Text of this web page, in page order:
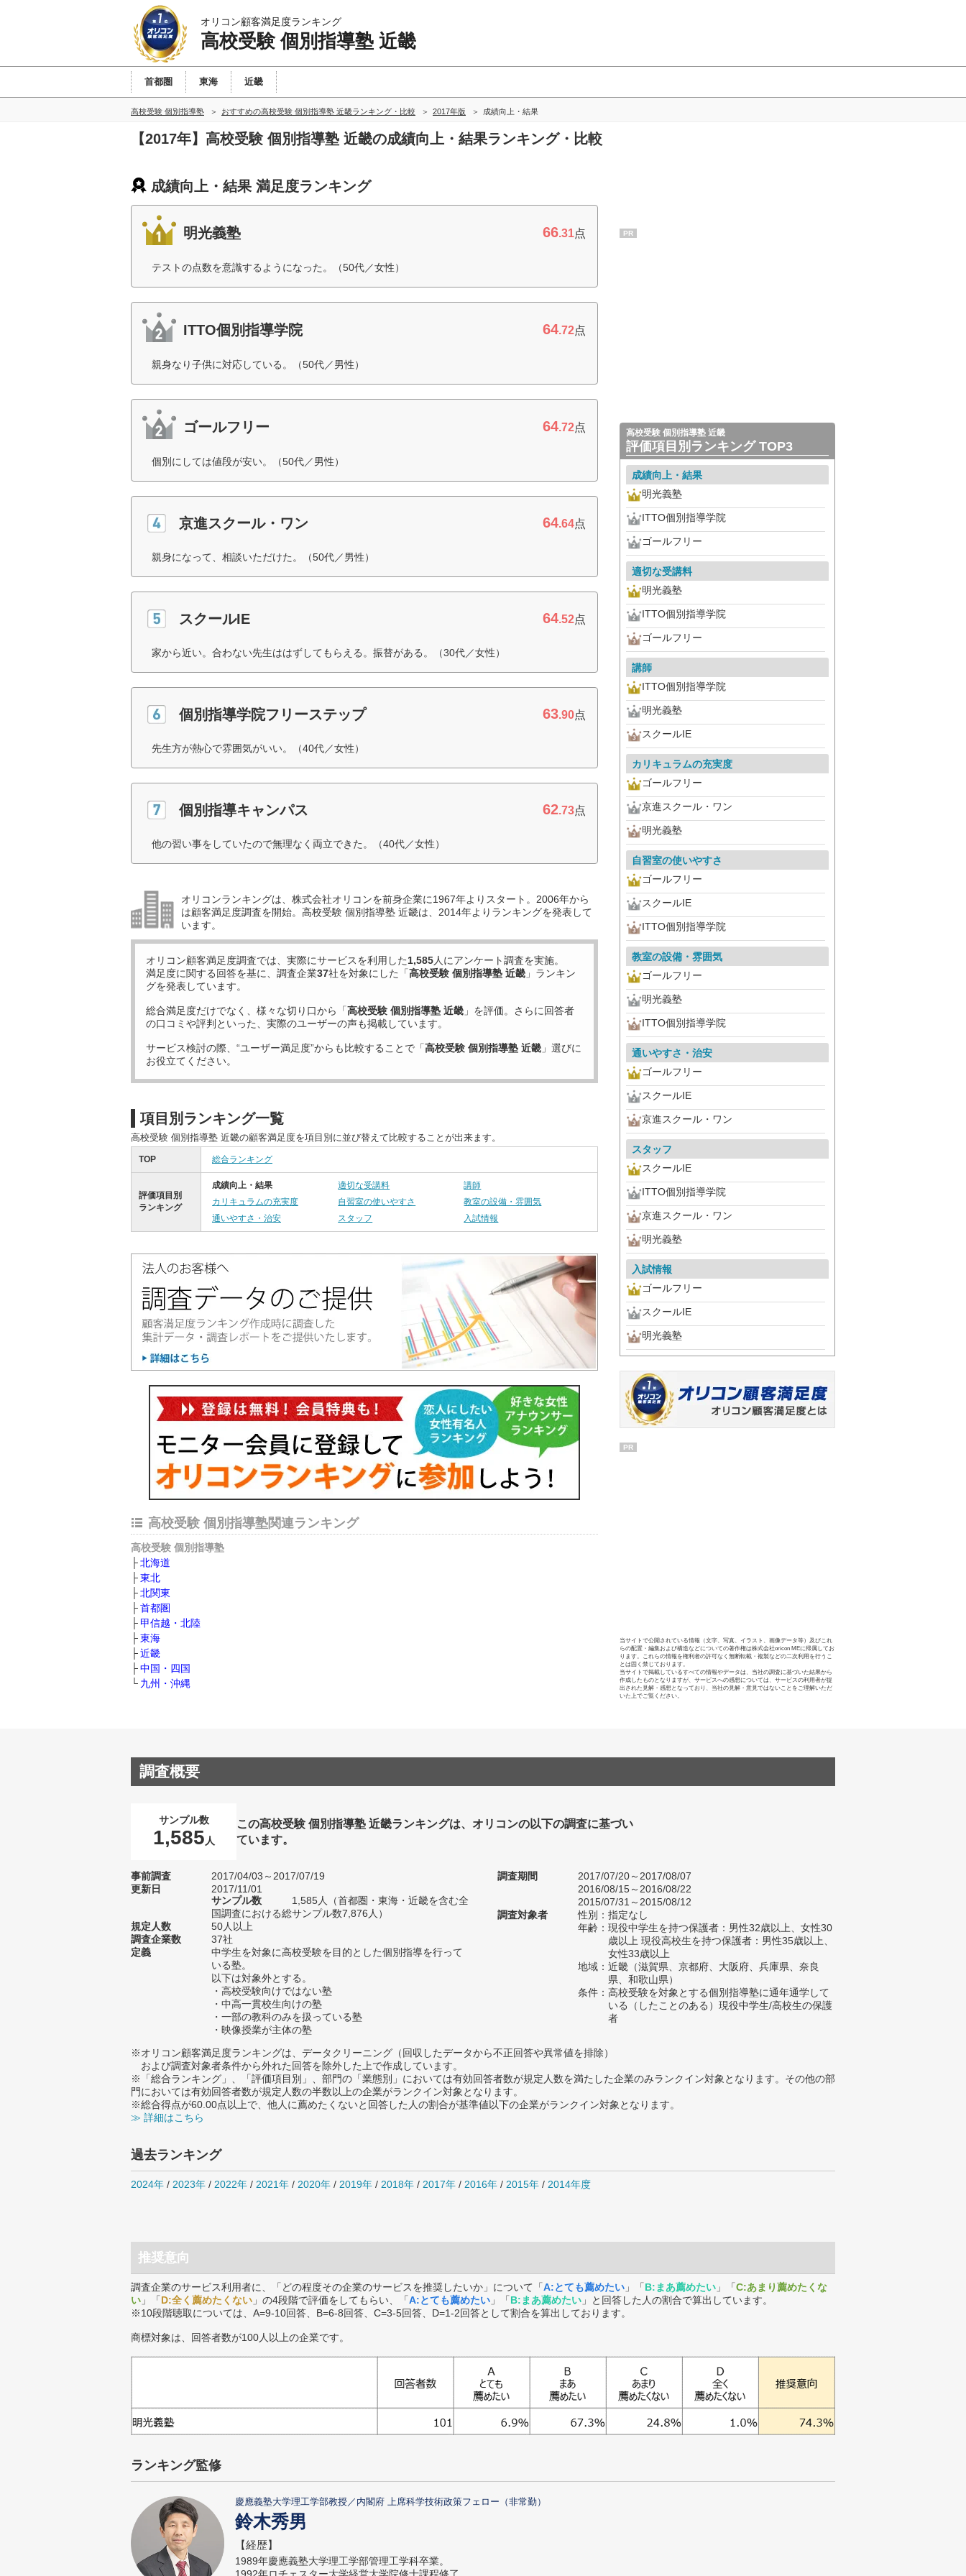
オリコン顧客満足度ランキング
高校受験 個別指導塾 近畿
首都圏 東海 近畿
高校受験 個別指導塾 おすすめの高校受験 個別指導塾 近畿ランキング・比較 2017年版 成績向上・結果
【2017年】高校受験 個別指導塾 近畿の成績向上・結果ランキング・比較
成績向上・結果 満足度ランキング
明光義塾 66.31点
テストの点数を意識するようになった。（50代／女性）
ITTO個別指導学院 64.72点
親身なり子供に対応している。（50代／男性）
ゴールフリー 64.72点
個別にしては値段が安い。（50代／男性）
京進スクール・ワン 64.64点
親身になって、相談いただけた。（50代／男性）
スクールIE 64.52点
家から近い。合わない先生ははずしてもらえる。振替がある。（30代／女性）
個別指導学院フリーステップ 63.90点
先生方が熱心で雰囲気がいい。（40代／女性）
個別指導キャンパス 62.73点
他の習い事をしていたので無理なく両立できた。（40代／女性）
オリコンランキングは、株式会社オリコンを前身企業に1967年よりスタート。2006年から
は顧客満足度調査を開始。高校受験 個別指導塾 近畿は、2014年よりランキングを発表して
います。
オリコン顧客満足度調査では、実際にサービスを利用した1,585人にアンケート調査を実施。
満足度に関する回答を基に、調査企業37社を対象にした「高校受験 個別指導塾 近畿 」ランキン
グを発表しています。
総合満足度だけでなく、様々な切り口から「高校受験 個別指導塾 近畿 」を評価。さらに回答者
の口コミや評判といった、実際のユーザーの声も掲載しています。
サービス検討の際、“ユーザー満足度”からも比較することで「高校受験 個別指導塾 近畿 」選びに
お役立てください。
項目別ランキング一覧
高校受験 個別指導塾 近畿の顧客満足度を項目別に並び替えて比較することが出来ます。
TOP 総合ランキング
評価項目別
ランキング
成績向上・結果 適切な受講料
講師
カリキュラムの充実度
自習室の使いやすさ
教室の設備・雰囲気
通いやすさ・治安
スタッフ 入試情報
高校受験 個別指導塾関連ランキング
高校受験 個別指導塾
北海道
東北
北関東
首都圏
甲信越・北陸
東海
近畿
中国・四国
九州・沖縄
PR
高校受験 個別指導塾 近畿
評価項目別ランキング TOP3
成績向上・結果
明光義塾
ITTO個別指導学院
ゴールフリー
適切な受講料
明光義塾
ITTO個別指導学院
ゴールフリー
講師
ITTO個別指導学院
明光義塾
スクールIE
カリキュラムの充実度
ゴールフリー
京進スクール・ワン
明光義塾
自習室の使いやすさ
ゴールフリー
スクールIE
ITTO個別指導学院
教室の設備・雰囲気
ゴールフリー
明光義塾
ITTO個別指導学院
通いやすさ・治安
ゴールフリー
スクールIE
京進スクール・ワン
スタッフ
スクールIE
ITTO個別指導学院
京進スクール・ワン
明光義塾
入試情報
ゴールフリー
スクールIE
明光義塾
PR
当サイトで公開されている情報（文字、写真、イラスト、画像データ等）及びこれ
らの配置・編集および構造などについての著作権は株式会社oricon MEに帰属してお
ります。これらの情報を権利者の許可なく無断転載・複製などの二次利用を行うこ
とは固く禁じております。
当サイトで掲載しているすべての情報やデータは、当社の調査に基づいた結果から
作成したものとなりますが、サービスへの感想については、サービスの利用者が提
出された見解・感想となっており、当社の見解・意見ではないことをご理解いただ
いた上でご覧ください。
調査概要
サンプル数
1,585 人
この高校受験 個別指導塾 近畿ランキングは、オリコンの以下の調査に基づい
ています。
事前調査
2017/04/03～2017/07/19
更新日
2017/11/01
サンプル数
1,585人（首都圏・東海・近畿を含む全
国調査における総サンプル数7,876人）
規定人数
50人以上
調査企業数
37社
定義
中学生を対象に高校受験を目的とした個別指導を行って
いる塾。
以下は対象外とする。
・高校受験向けではない塾
・中高一貫校生向けの塾
・一部の教科のみを扱っている塾
・映像授業が主体の塾
調査期間
2017/07/20～2017/08/07
2016/08/15～2016/08/22
2015/07/31～2015/08/12
調査対象者
性別：指定なし
年齢：現役中学生を持つ保護者：男性32歳以上、女性30
歳以上 現役高校生を持つ保護者：男性35歳以上、
女性33歳以上
地域：近畿（滋賀県、京都府、大阪府、兵庫県、奈良
県、和歌山県）
条件：高校受験を対象とする個別指導塾に通年通学して
いる（したことのある）現役中学生/高校生の保護
者
※オリコン顧客満足度ランキングは、データクリーニング（回収したデータから不正回答や異常値を排除）
および調査対象者条件から外れた回答を除外した上で作成しています。
※「総合ランキング」、「評価項目別」、部門の「業態別」においては有効回答者数が規定人数を満たした企業のみランクイン対象となります。その他の部
門においては有効回答者数が規定人数の半数以上の企業がランクイン対象となります。
※総合得点が60.00点以上で、他人に薦めたくないと回答した人の割合が基準値以下の企業がランクイン対象となります。
≫ 詳細はこちら
過去ランキング
2024年 / 2023年 / 2022年 / 2021年 / 2020年 / 2019年 / 2018年 / 2017年 / 2016年 / 2015年 / 2014年度
推奨意向
調査企業のサービス利用者に、「どの程度その企業のサービスを推奨したいか」について「A:とても薦めたい 」「B:まあ薦めたい 」「C:あまり薦めたくな
い 」「D:全く薦めたくない 」の4段階で評価をしてもらい、「A:とても薦めたい 」「B:まあ薦めたい 」と回答した人の割合で算出しています。
※10段階聴取については、A=9-10回答、B=6-8回答、C=3-5回答、D=1-2回答として割合を算出しております。
商標対象は、回答者数が100人以上の企業です。
ランキング監修
慶應義塾大学理工学部教授／内閣府 上席科学技術政策フェロー（非常勤）
鈴木秀男
【経歴】
1989年慶應義塾大学理工学部管理工学科卒業。
1992年ロチェスター大学経営大学院修士課程修了。